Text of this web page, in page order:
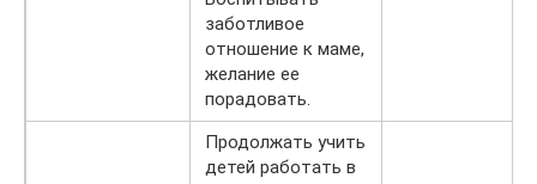
заботливое
отношение к маме,
желание ее
порадовать.
Продолжать учить
детей работать в